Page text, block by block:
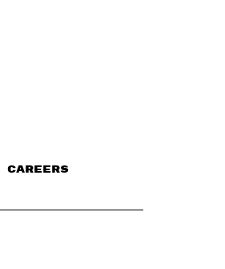
CAREERS